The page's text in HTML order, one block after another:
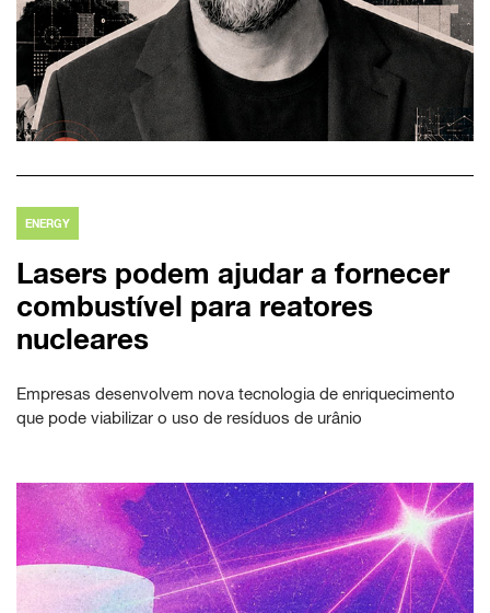
ENERGY
Lasers podem ajudar a fornecer
combustível para reatores
nucleares
Empresas desenvolvem nova tecnologia de enriquecimento
que pode viabilizar o uso de resíduos de urânio